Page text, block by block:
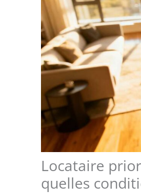
Locataire
quelles